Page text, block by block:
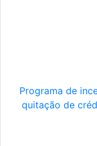
Programa de
quitação de